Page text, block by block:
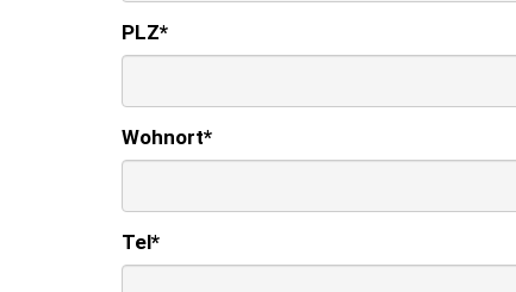
PLZ*
Wohnort*
Tel*